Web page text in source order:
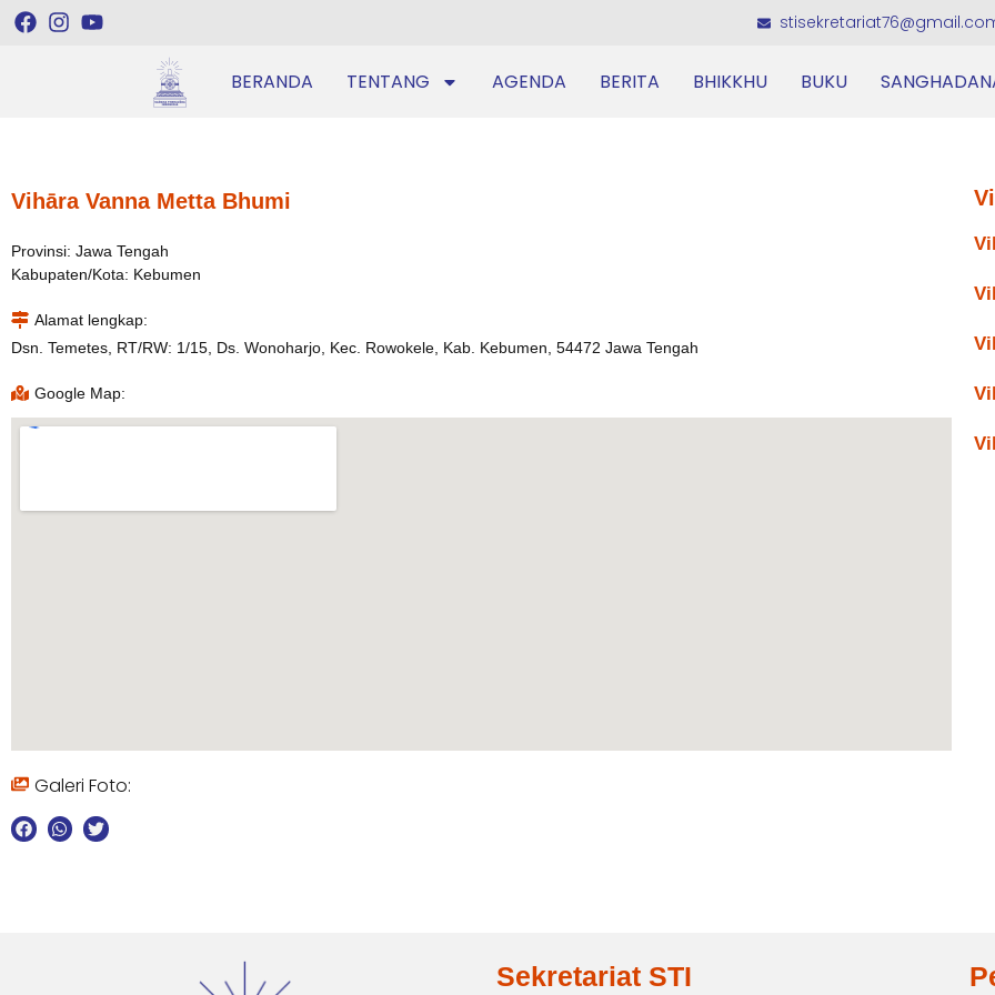
BERANDA TENTANG AGENDA BERITA BHIKKHU BUKU
Vihāra Vanna Metta Bhumi
Provinsi: Jawa Tengah
Kabupaten/Kota: Kebumen
Alamat lengkap:
Dsn. Temetes, RT/RW: 1/15, Ds. Wonoharjo, Kec. Rowokele, Kab. Kebumen, 54472 Jawa Tengah
Google Map:
Galeri Foto:
Sekretariat STI